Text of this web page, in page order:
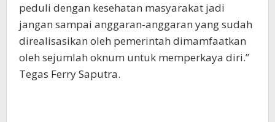
peduli dengan kesehatan masyarakat jadi
jangan sampai anggaran-anggaran yang sudah
direalisasikan oleh pemerintah dimamfaatkan
oleh sejumlah oknum untuk memperkaya diri.”
Tegas Ferry Saputra.